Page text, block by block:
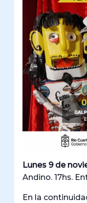
Lunes 9 de
Andino. 17hs.
En la